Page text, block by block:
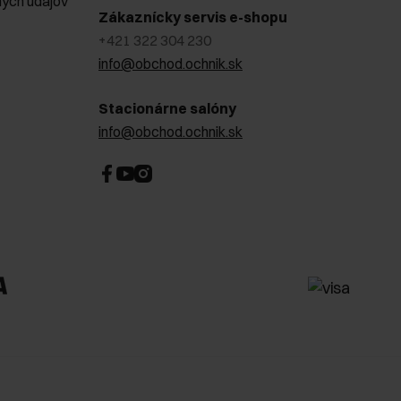
Zákaznícky servis e-shopu
+421 322 304 230
info@obchod.ochnik.sk
Stacionárne salóny
info@obchod.ochnik.sk